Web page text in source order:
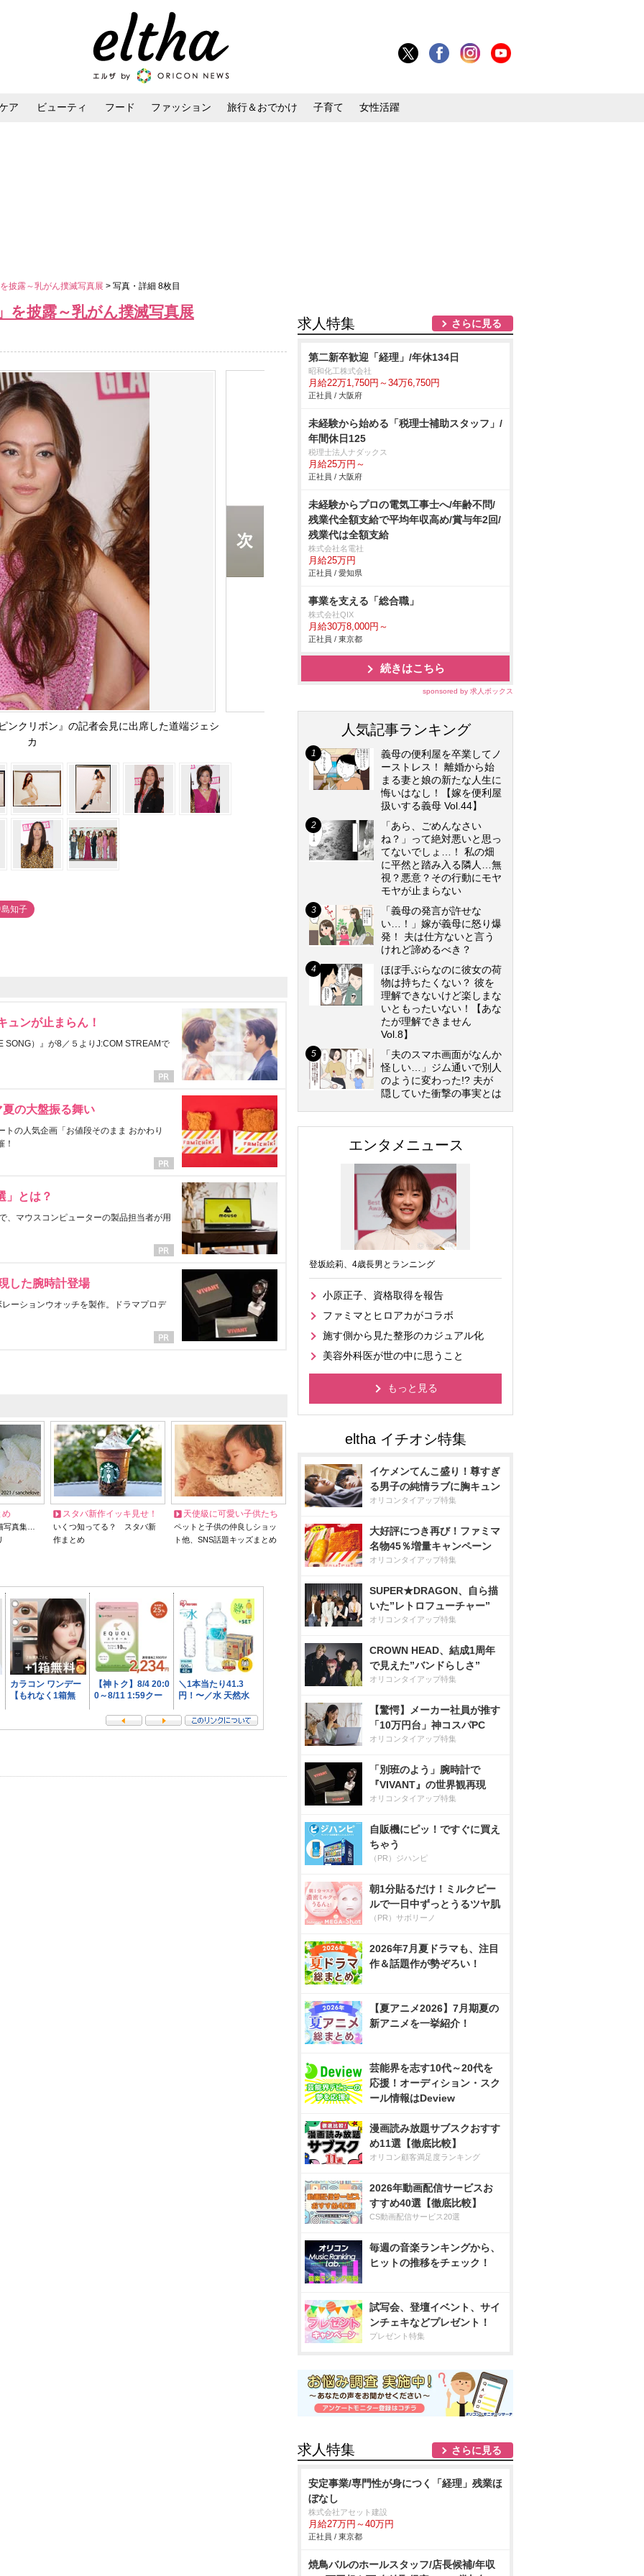
ア ビューティ フード ファッション 旅行＆おでかけ 子育て 女性活躍
披露～乳がん撲滅写真展 > 写真・詳細 8枚目
を披露～乳がん撲滅写真展
ンクリボン』の記者会見に出席した道端ジェシ
カ
知子
ュンが止まらん！
SONG）』が8／５よりJ:COM STREAMで
の大盤振る舞い
の人気企画「お値段そのまま おかわり
！
」とは？
、マウスコンピューターの製品担当者が用
した腕時計登場
ーションウオッチを製作。ドラマプロデ
め
写真集…
スタバ新作イッキ見せ！
いくつ知ってる？ スタバ新
作まとめ
天使級に可愛い子供たち
ペットと子供の仲良しショッ
ト他、SNS話題キッズまとめ
求人特集 さらに見る
第二新卒歓迎「経理」/年休134日
昭和化工株式会社
月給22万1,750円～34万6,750円
正社員 / 大阪府
未経験から始める「税理士補助スタッフ」/
年間休日125
税理士法人ナダックス
月給25万円～
正社員 / 大阪府
未経験からプロの電気工事士へ/年齢不問/
残業代全額支給で平均年収高め/賞与年2回/
残業代は全額支給
株式会社名電社
月給25万円
正社員 / 愛知県
事業を支える「総合職」
株式会社QIX
月給30万8,000円～
正社員 / 東京都
続きはこちら
sponsored by 求人ボックス
人気記事ランキング
義母の便利屋を卒業してノ
ーストレス！ 離婚から始
まる妻と娘の新たな人生に
悔いはなし！【嫁を便利屋
扱いする義母 Vol.44】
「あら、ごめんなさい
ね？」って絶対悪いと思っ
てないでしょ…！ 私の畑
に平然と踏み入る隣人…無
視？悪意？その行動にモヤ
モヤが止まらない
「義母の発言が許せな
い…！」嫁が義母に怒り爆
発！ 夫は仕方ないと言う
けれど諦めるべき？
ほぼ手ぶらなのに彼女の荷
物は持ちたくない？ 彼を
理解できないけど楽しまな
いともったいない！【あな
たが理解できません
Vol.8】
「夫のスマホ画面がなんか
怪しい…」ジム通いで別人
のように変わった!? 夫が
隠していた衝撃の事実とは
エンタメニュース
登坂絵莉、4歳長男とランニング
小原正子、資格取得を報告
ファミマとヒロアカがコラボ
施す側から見た整形のカジュアル化
美容外科医が世の中に思うこと
もっと見る
イケメンてんこ盛り！尊すぎ
る男子の純情ラブに胸キュン
オリコンタイアップ特集
大好評につき再び！ファミマ
名物45％増量キャンペーン
オリコンタイアップ特集
SUPER★DRAGON、自ら描
いた”レトロフューチャー”
オリコンタイアップ特集
CROWN HEAD、結成1周年
で見えた”バンドらしさ”
オリコンタイアップ特集
【驚愕】メーカー社員が推す
「10万円台」神コスパPC
オリコンタイアップ特集
「別班のよう」腕時計で
『VIVANT』の世界観再現
オリコンタイアップ特集
自販機にピッ！ですぐに買え
ちゃう
（PR）ジハンピ
朝1分貼るだけ！ミルクピー
ルで一日中ずっとうるツヤ肌
（PR）サボリーノ
2026年7月夏ドラマも、注目
作＆話題作が勢ぞろい！
【夏アニメ2026】7月期夏の
新アニメを一挙紹介！
芸能界を志す10代～20代を
応援！オーディション・スク
ール情報はDeview
漫画読み放題サブスクおすす
め11選【徹底比較】
オリコン顧客満足度ランキング
2026年動画配信サービスお
すすめ40選【徹底比較】
CS動画配信サービス20選
毎週の音楽ランキングから、
ヒットの推移をチェック！
試写会、登壇イベント、サイ
ンチェキなどプレゼント！
プレゼント特集
求人特集 さらに見る
安定事業/専門性が身につく「経理」残業ほ
ぼなし
株式会社アセット建設
月給27万円～40万円
正社員 / 東京都
焼鳥バルのホールスタッフ/店長候補/年収